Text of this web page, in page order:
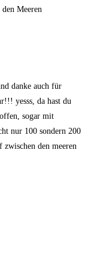
Meeren
danke auch für
yesss, da hast du
sogar mit
nur 100 sondern 200
den meeren